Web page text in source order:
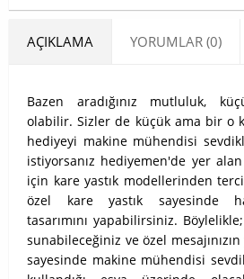
AÇIKLAMA YORUMLAR (0)
Bazen aradığınız mutluluk,
olabilir. Sizler de küçük ama bir o
hediyeyi makine mühendisi
istiyorsanız hediyemen'de yer
için kare yastık modellerinden
özel kare yastık sayesinde
tasarımını yapabilirsiniz.
sunabileceğiniz ve özel mesajınızın
sayesinde makine mühendisi